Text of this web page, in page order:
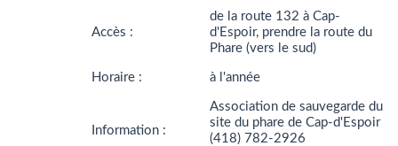
Accès :
de la route 132 à Cap-
d'Espoir, prendre la route du
Phare (vers le sud)
Horaire : à l'année
Information :
Association de sauvegarde du
site du phare de Cap-d'Espoir
(418) 782-2926